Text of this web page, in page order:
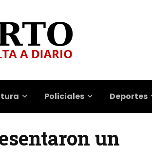
Policiales Deportes
un